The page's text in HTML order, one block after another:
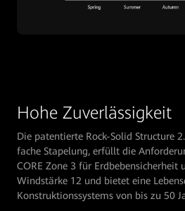
Hohe Zuverlässigkeit
Die patentierte Rock-Solid Structure
fache Stapelung, erfüllt die
CORE Zone 3 für Erdbebensicherheit
Windstärke 12 und bietet eine
Konstruktionssystems von bis zu 50